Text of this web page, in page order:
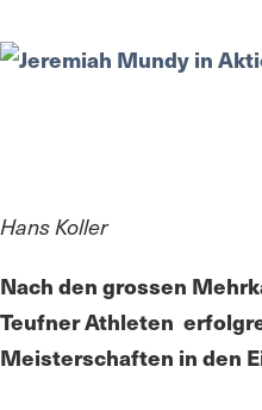
Hans Koller
Nach den grossen
Teufner Athleten
Meisterschaften in den